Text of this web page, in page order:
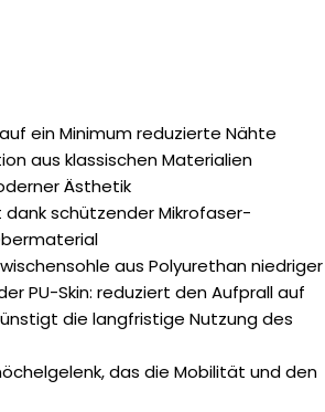
ein Minimum reduzierte Nähte
aus klassischen Materialien
Ästhetik
dank schützender Mikrofaser-
aus Polyurethan niedriger
PU-Skin: reduziert den Aufprall auf
die langfristige Nutzung des
das die Mobilität und den